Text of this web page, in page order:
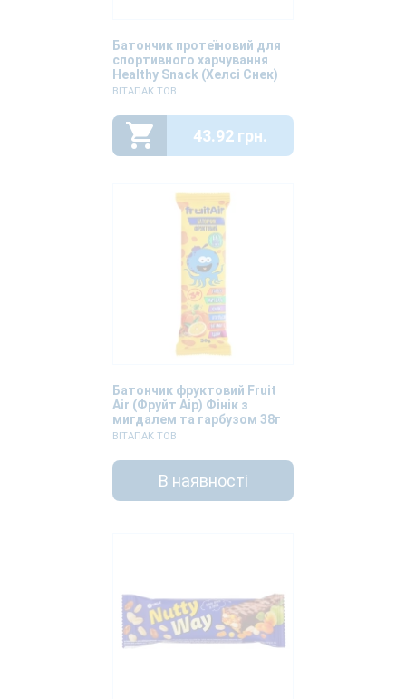
Батончик протеїновий для
спортивного харчування
Healthy Snack (Хелсі Снек)
Шоколад-ананас 40г
ВІТАПАК ТОВ
43.92 грн.
Батончик фруктовий Fruit
Air (Фруйт Аір) Фінік з
мигдалем та гарбузом 38г
ВІТАПАК ТОВ
В наявності